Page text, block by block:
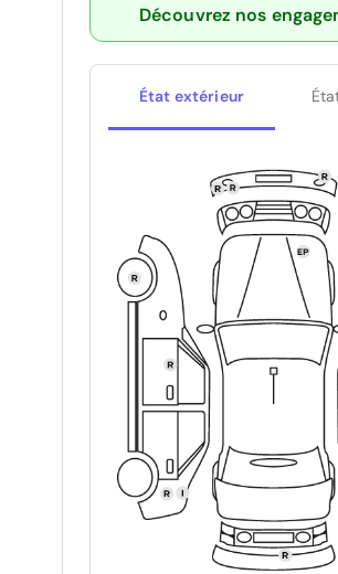
Découvrez nos
État extérieur